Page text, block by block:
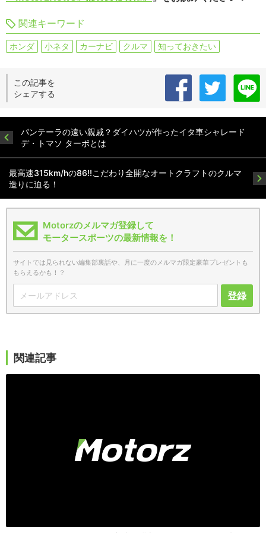
関連キーワード
ホンダ 小ネタ カーナビ クルマ 知っておきたい
この記事を
シェアする
パンテーラの遠い親戚？ダイハツが作ったイタ車シャレード
デ・トマソ ターボとは
最高速315km/hの86!!こだわり全開なオートクラフトのクルマ
造りに迫る！
Motorzのメルマガ登録して
モータースポーツの最新情報を！
サイトでは見られない編集部裏話や、月に一度のメルマガ限定豪華プレゼントも
もらえるかも！？
登録
関連記事